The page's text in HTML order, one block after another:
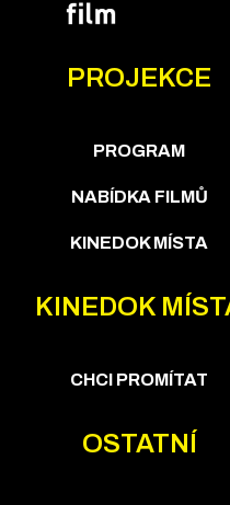
PROJEKCE
PROGRAM
NABÍDKA FILMŮ
KINEDOK MÍSTA
KINEDOK
CHCI PROMÍTAT
OSTATNÍ